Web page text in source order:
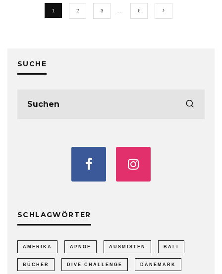
1 2 3 6
SUCHE
SCHLAGWÖRTER
AMERIKA APNOE AUSMISTEN BALI
BÜCHER DIVE CHALLENGE DÄNEMARK